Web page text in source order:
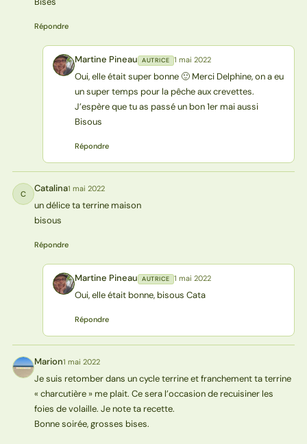
Répondre
MP Martine Pineau AUTRICE 1 mai 2022
Oui, elle était super bonne 🙂 Merci Delphine, on a eu
un super temps pour la pêche aux crevettes.
J’espère que tu as passé un bon 1er mai aussi
Bisous
Répondre
C Catalina1 mai 2022
un délice ta terrine maison
bisous
Répondre
MP Martine Pineau AUTRICE 1 mai 2022
Oui, elle était bonne, bisous Cata
Répondre
M Marion1 mai 2022
Je suis retomber dans un cycle terrine et franchement ta terrine
« charcutière » me plait. Ce sera l’occasion de recuisiner les
foies de volaille. Je note ta recette.
Bonne soirée, grosses bises.